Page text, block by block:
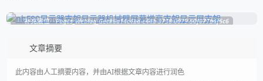
补充展位 Pages_Weblog_Get#6a14c4bd-e44b-3738-0079-50f077b4f6c6
文章摘要
此内容由人工摘要内容，并由AI根据文章内容进行润色